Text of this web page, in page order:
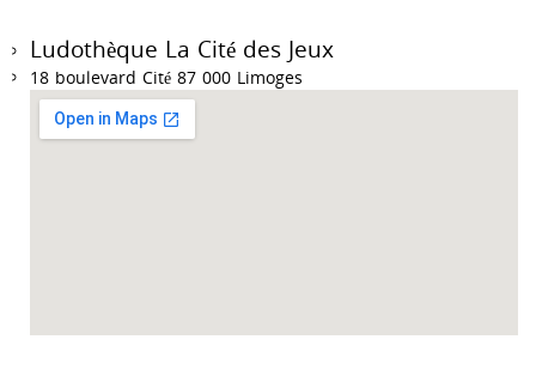
Ludothèque La Cité des Jeux
18 boulevard Cité 87 000 Limoges